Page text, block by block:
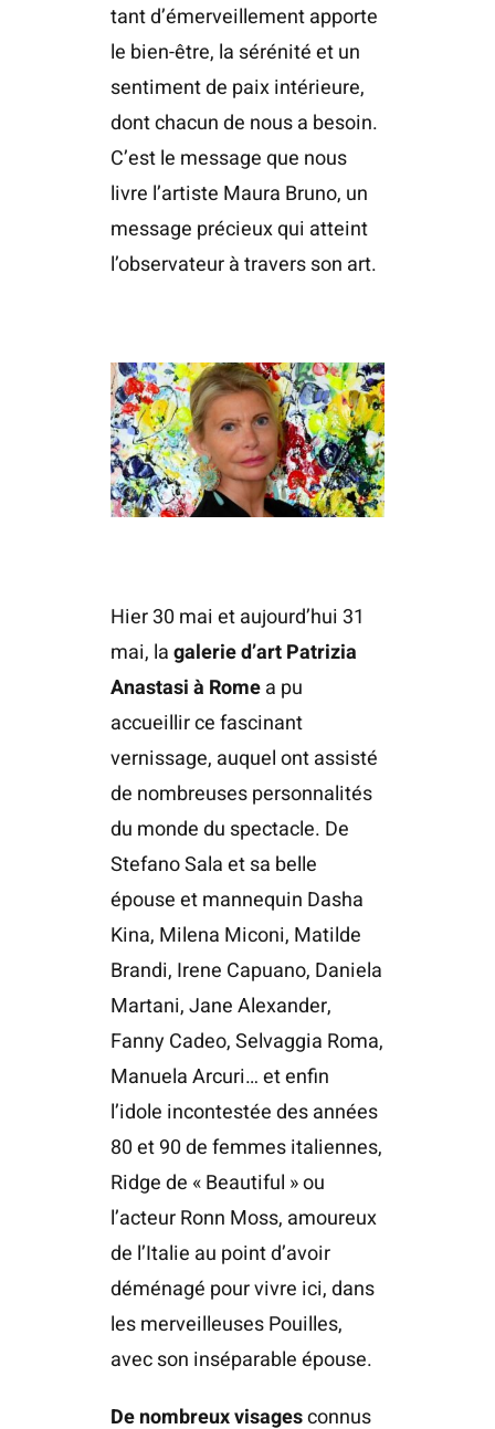
tant d’émerveillement apporte
le bien-être, la sérénité et un
sentiment de paix intérieure,
dont chacun de nous a besoin.
C’est le message que nous
livre l’artiste Maura Bruno, un
message précieux qui atteint
l’observateur à travers son art.
Hier 30 mai et aujourd’hui 31
mai, lagalerie d’art Patrizia
Anastasi à Romea pu
accueillir ce fascinant
vernissage, auquel ont assisté
de nombreuses personnalités
du monde du spectacle. De
Stefano Sala et sa belle
épouse et mannequin Dasha
Kina, Milena Miconi, Matilde
Brandi, Irene Capuano, Daniela
Martani, Jane Alexander,
Fanny Cadeo, Selvaggia Roma,
Manuela Arcuri… et enfin
l’idole incontestée des années
80 et 90 de femmes italiennes,
Ridge de « Beautiful » ou
l’acteur Ronn Moss, amoureux
de l’Italie au point d’avoir
déménagé pour vivre ici, dans
les merveilleuses Pouilles,
avec son inséparable épouse.
De nombreux visagesconnus